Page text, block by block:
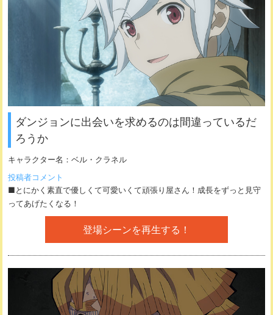
ダンジョンに出会いを求めるのは間違っているだ
ろうか
キャラクター名：ベル・クラネル
投稿者コメント
■とにかく素直で優しくて可愛いくて頑張り屋さん！成長をずっと見守
ってあげたくなる！
登場シーンを再生する！